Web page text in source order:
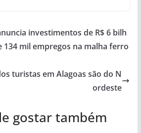
investimentos de R$ 6 bilh
134 mil empregos na malha ferro
turistas em Alagoas são do N
ordeste
gostar também